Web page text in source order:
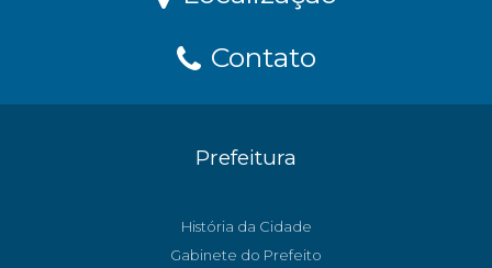
Contato
Prefeitura
História da Cidade
Gabinete do Prefeito